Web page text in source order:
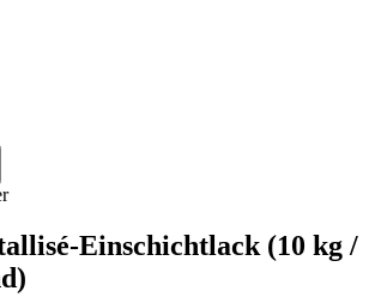
Einschichtlack (10 kg /